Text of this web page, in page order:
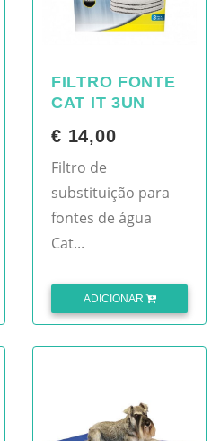
FILTRO FONTE
CAT IT 3UN
€ 14,00
Filtro de
substituição para
fontes de água
Cat...
ADICIONAR